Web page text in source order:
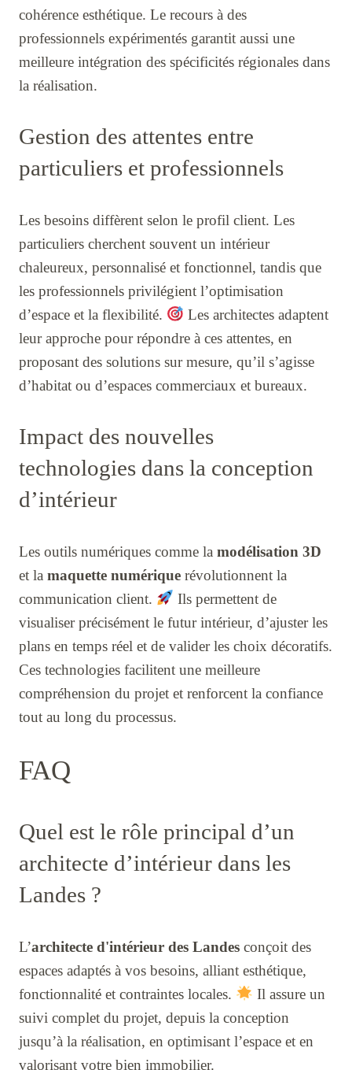
cohérence esthétique. Le recours à des
professionnels expérimentés garantit aussi une
meilleure intégration des spécificités régionales dans
la réalisation.
Gestion des attentes entre
particuliers et professionnels
Les besoins diffèrent selon le profil client. Les
particuliers cherchent souvent un intérieur
chaleureux, personnalisé et fonctionnel, tandis que
les professionnels privilégient l’optimisation
d’espace et la flexibilité.
Les architectes adaptent
leur approche pour répondre à ces attentes, en
proposant des solutions sur mesure, qu’il s’agisse
d’habitat ou d’espaces commerciaux et bureaux.
Impact des nouvelles
technologies dans la conception
d’intérieur
Les outils numériques comme la modélisation 3D
et la maquette numérique révolutionnent la
communication client.
Ils permettent de
visualiser précisément le futur intérieur, d’ajuster les
plans en temps réel et de valider les choix décoratifs.
Ces technologies facilitent une meilleure
compréhension du projet et renforcent la confiance
tout au long du processus.
FAQ
Quel est le rôle principal d’un
architecte d’intérieur dans les
Landes ?
L’architecte d'intérieur des Landes conçoit des
espaces adaptés à vos besoins, alliant esthétique,
fonctionnalité et contraintes locales.
Il assure un
suivi complet du projet, depuis la conception
jusqu’à la réalisation, en optimisant l’espace et en
valorisant votre bien immobilier.